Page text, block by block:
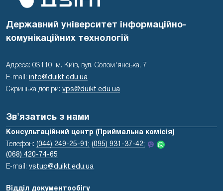
Державний університет інформаційно-
комунікаційних технологій
Адреса: 03110, м. Київ, вул. Солом'янська, 7
E-mail:
info@duikt.edu.ua
Скринька довіри: vps@duikt.edu.ua
Зв'язатись з нами
Консультаційний центр (Приймальна комісія)
Телефон: (044) 249-25-91; (095) 931-37-42;
(068) 420-74-65
E-mail: vstup@duikt.edu.ua
Відділ документообігу